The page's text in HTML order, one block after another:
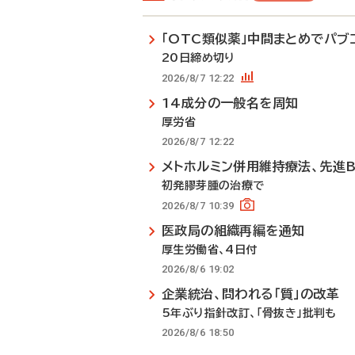
「OTC類似薬」中間まとめでパブ
20日締め切り
2026/8/7 12:22
14成分の一般名を周知
厚労省
2026/8/7 12:22
メトホルミン併用維持療法、先進
初発膠芽腫の治療で
2026/8/7 10:39
医政局の組織再編を通知
厚生労働省、4日付
2026/8/6 19:02
企業統治、問われる「質」の改革
5年ぶり指針改訂、「骨抜き」批判も
2026/8/6 18:50